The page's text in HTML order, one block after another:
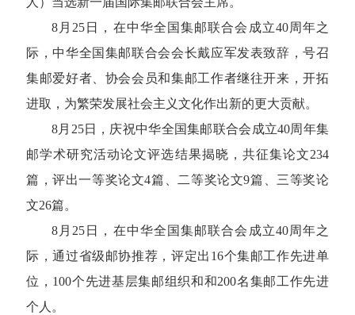
8月25日，在中华全国集邮联合会成立40周年之
际，中华全国集邮联合会会长戴应军发表致辞，号召
集邮爱好者、协会会员和集邮工作者继往开来，开拓
进取，为繁荣发展社会主义文化作出新的更大贡献。
8月25日，庆祝中华全国集邮联合会成立40周年集
邮学术研究活动论文评选结果揭晓，共征集论文234
篇，评出一等奖论文4篇、二等奖论文9篇、三等奖论
文26篇。
8月25日，在中华全国集邮联合会成立40周年之
际，通过省级邮协推荐，评定出16个集邮工作先进单
位，100个先进基层集邮组织和和200名集邮工作先进
个人。